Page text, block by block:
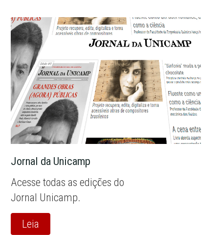
Jornal da Unicamp
Acesse todas as edições do
Jornal Unicamp.
Leia